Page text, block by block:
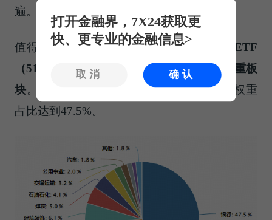
遍。
值得注意的是，银行（申万一级）是价值
ETF
（510030 ）标的指数
价值指数第一大权重板
块。Wind数据显示，截至2025年10月末，权重
占比达到47.5%。
打开金融界，7X24获取更
快、更专业的金融信息>
取消 确认